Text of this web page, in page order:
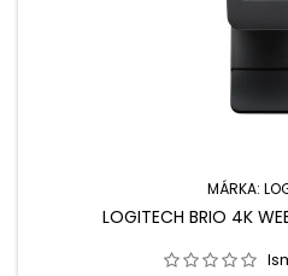
MÁRKA:
LOGITECH BRIO 4K